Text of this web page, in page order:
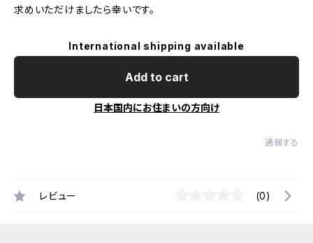
求めいただけましたら幸いです。
International shipping available
Add to cart
日本国内にお住まいの方向け
通報する
レビュー (0)